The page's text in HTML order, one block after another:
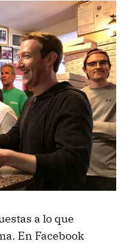
a lo que
En Facebook